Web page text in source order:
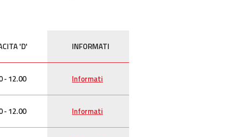
'D' INFORMATI
- 12.00 Informati
- 12.00 Informati